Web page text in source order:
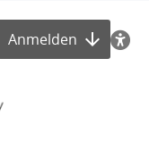
Anmelden